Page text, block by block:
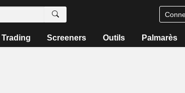
Trading Screeners Outils Palmarès